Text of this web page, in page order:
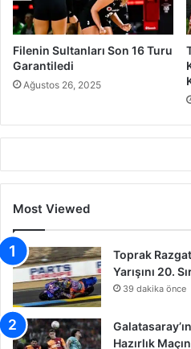
Filenin Sultanları Son 16 Turu
Garantiledi
Ağustos 26, 2025
Most Viewed
Toprak
Yarışını 20.
39 dakika önce
Hazırlık